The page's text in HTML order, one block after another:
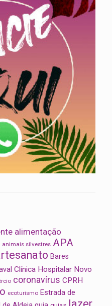
alimentação
animais silvestres APA
Bares
Clínica Hospitalar Novo
coronavírus CPRH
ecoturismo Estrada de